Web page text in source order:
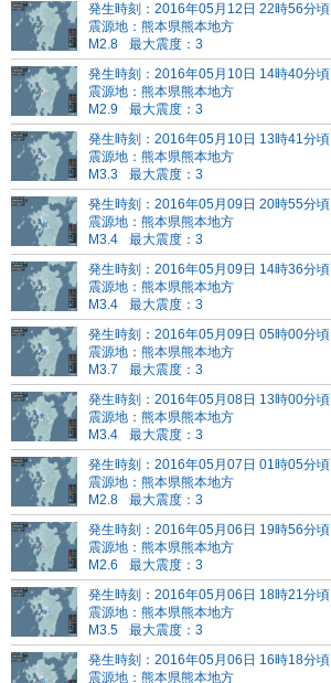
発生時刻：2016年05月12日 22時56分頃
震源地：熊本県熊本地方
M2.8
最大震度：3
発生時刻：2016年05月10日 14時40分頃
震源地：熊本県熊本地方
M2.9
最大震度：3
発生時刻：2016年05月10日 13時41分頃
震源地：熊本県熊本地方
M3.3
最大震度：3
発生時刻：2016年05月09日 20時55分頃
震源地：熊本県熊本地方
M3.4
最大震度：3
発生時刻：2016年05月09日 14時36分頃
震源地：熊本県熊本地方
M3.4
最大震度：3
発生時刻：2016年05月09日 05時00分頃
震源地：熊本県熊本地方
M3.7
最大震度：3
発生時刻：2016年05月08日 13時00分頃
震源地：熊本県熊本地方
M3.4
最大震度：3
発生時刻：2016年05月07日 01時05分頃
震源地：熊本県熊本地方
M2.8
最大震度：3
発生時刻：2016年05月06日 19時56分頃
震源地：熊本県熊本地方
M2.6
最大震度：3
発生時刻：2016年05月06日 18時21分頃
震源地：熊本県熊本地方
M3.5
最大震度：3
発生時刻：2016年05月06日 16時18分頃
震源地：熊本県熊本地方